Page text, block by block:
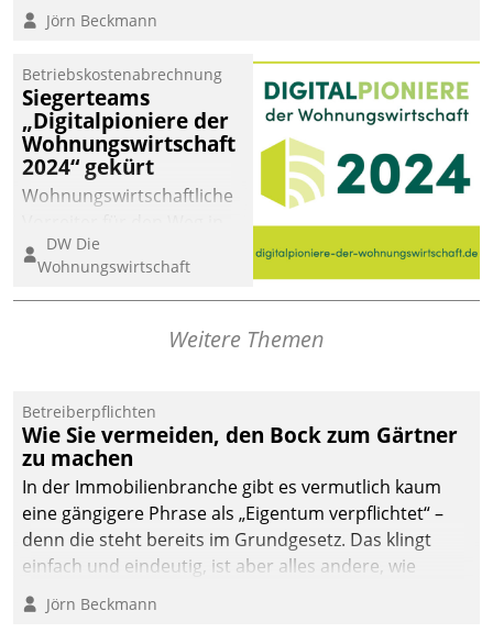
Jörn Beckmann
Betriebskostenabrechnung
Siegerteams
„Digitalpioniere der
Wohnungswirtschaft
2024“ gekürt
Wohnungswirtschaftliche
eine digitale Zukunft zu
finden, ist das Ziel des
Awards „Digitalpioniere
Wohnungswirtschaft“.
dafür ein Team
bestehend aus
Wohnungsunternehmen
und PropTech.
DW Die
Wohnungswirtschaft
Weitere Themen
Betreiberpflichten
Wie Sie vermeiden, den Bock zum Gärtner
zu machen
In der Immobilienbranche gibt es vermutlich kaum
eine gängigere Phrase als „Eigentum verpflichtet“ –
denn die steht bereits im Grundgesetz. Das klingt
einfach und eindeutig, ist aber alles andere, wie
Branchenbeschäftigte wissen. Denn mit der
Verantwortung folgen Verpflichtungen.
Jörn Beckmann